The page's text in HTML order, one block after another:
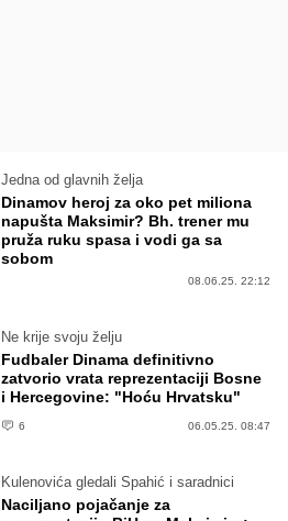
Jedna od glavnih želja
Dinamov heroj za oko pet miliona
napušta Maksimir? Bh. trener mu
pruža ruku spasa i vodi ga sa
sobom
08.06.25. 22:12
Ne krije svoju želju
Fudbaler Dinama definitivno
zatvorio vrata reprezentaciji Bosne
i Hercegovine: "Hoću Hrvatsku"
6 06.05.25. 08:47
Kulenovića gledali Spahić i saradnici
Naciljano pojačanje za